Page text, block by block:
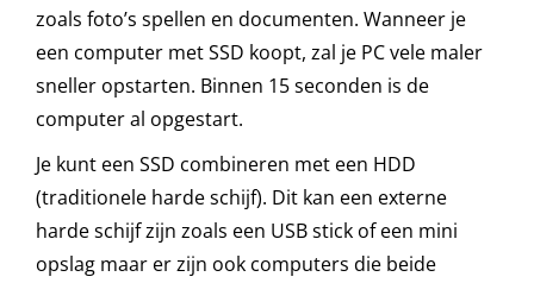
zoals foto’s spellen en documenten. Wanneer je
een computer met SSD koopt, zal je PC vele maler
sneller opstarten. Binnen 15 seconden is de
computer al opgestart.
Je kunt een SSD combineren met een HDD
(traditionele harde schijf). Dit kan een externe
harde schijf zijn zoals een USB stick of een mini
opslag maar er zijn ook computers die beide